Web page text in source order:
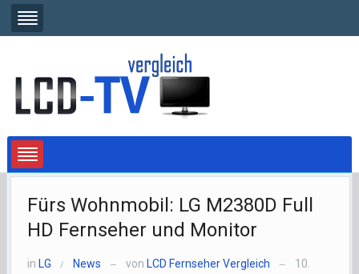
Fürs Wohnmobil: LG M2380D Full
HD Fernseher und Monitor
in LG / News — von LCD Fernseher Vergleich —
10.